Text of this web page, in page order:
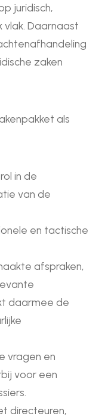
juridisch,
vlak. Daarnaast
zaken
als
in de
van de
en tactische
afspraken,
daarmee de
vragen en
voor een
directeuren,